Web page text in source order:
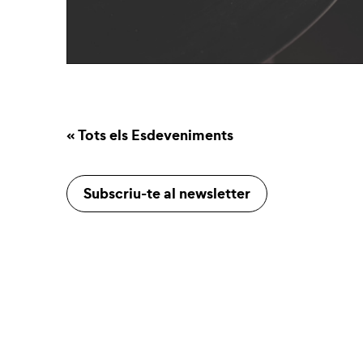
« Tots els Esdeveniments
Subscriu-te al newsletter